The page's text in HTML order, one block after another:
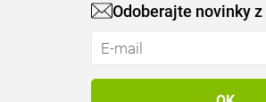
Odoberajte novinky